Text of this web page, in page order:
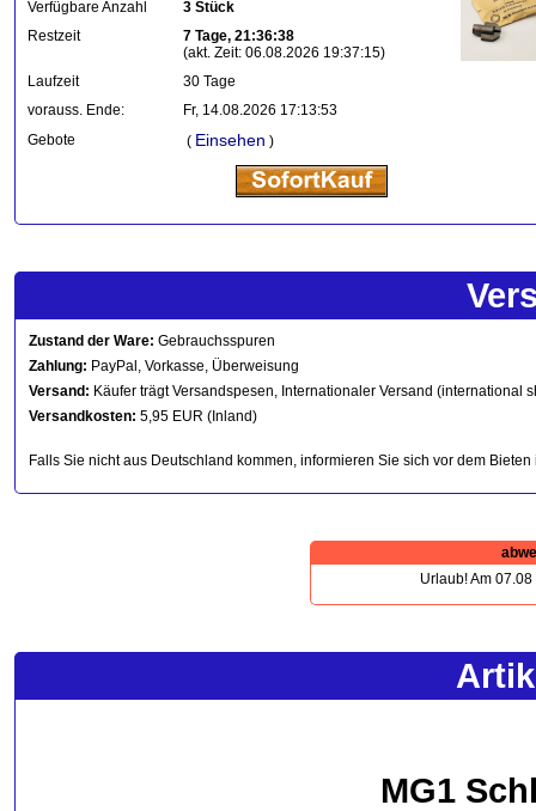
Verfügbare Anzahl
3 Stück
Restzeit
7 Tage, 21:36:38
(akt. Zeit: 06.08.2026 19:37:15)
Laufzeit
30 Tage
vorauss. Ende:
Fr, 14.08.2026 17:13:53
Gebote
( Einsehen )
Zustand der Ware: Gebrauchsspuren
Zahlung: PayPal, Vorkasse, Überweisung
Versand: Käufer trägt Versandspesen, Internationaler Versand (international
Versandkosten: 5,95 EUR (Inland)
Falls Sie nicht aus Deutschland kommen, informieren Sie sich vor dem
Urlaub! Am
MG1